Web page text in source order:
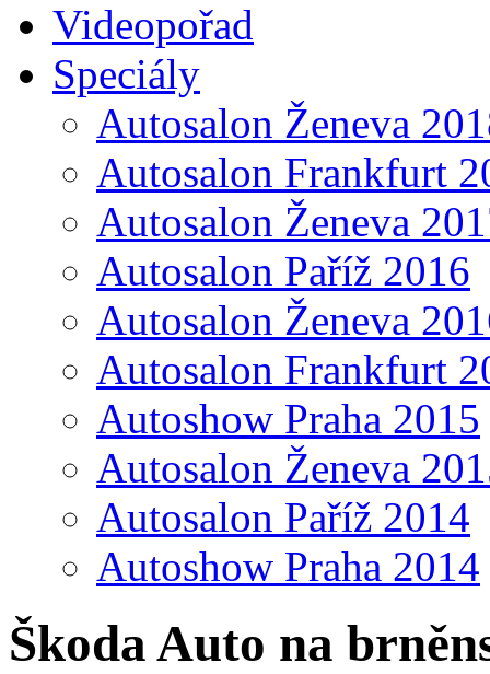
Videopořad
Speciály
Autosalon Ženeva
Autosalon Frankfurt
Autosalon Ženeva
Autosalon Paříž 2016
Autosalon Ženeva
Autosalon Frankfurt
Autoshow Praha 2015
Autosalon Ženeva
Autosalon Paříž 2014
Autoshow Praha 2014
Škoda Auto na